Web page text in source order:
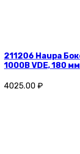
211206 Haupa
1000В VDE, 180 мм
4025.00 ₽